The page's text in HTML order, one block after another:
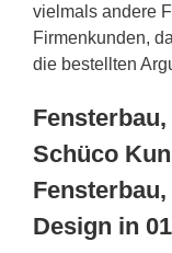
vielmals andere
Firmenkunden,
die bestellten
Schüco
Design in